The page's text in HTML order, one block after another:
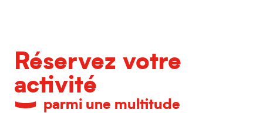
Réservez votre
activité
parmi une multitude